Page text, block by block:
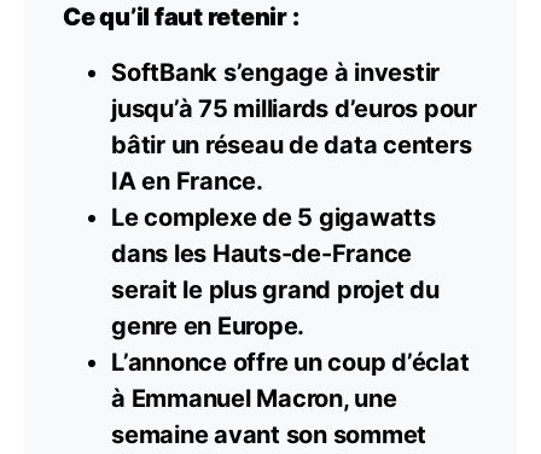
Ce qu’il faut retenir :
SoftBank s’engage à investir
jusqu’à 75 milliards d’euros pour
bâtir un réseau de data centers
IA en France.
Le complexe de 5 gigawatts
dans les Hauts-de-France
serait le plus grand projet du
genre en Europe.
L’annonce offre un coup d’éclat
à Emmanuel Macron, une
semaine avant son sommet